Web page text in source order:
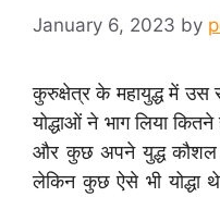
January 6, 2023 by
कुरुक्षेत्र के महायुद्ध में उस
योद्धाओं ने भाग लिया कितने
और कुछ अपने युद्ध
लेकिन कुछ ऐसे भी योद्धा